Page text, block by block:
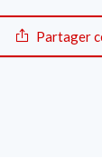
Partager